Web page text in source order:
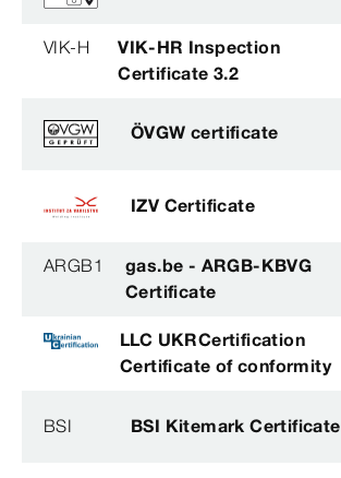
VIK-H
VIK-HR Inspection
Certificate 3.2
ÖVGW certificate
IZV Certificate
ARGB1
gas.be - ARGB-KBVG
Certificate
LLC UKRCertification
Certificate of conformity
BSI BSI Kitemark Certificate